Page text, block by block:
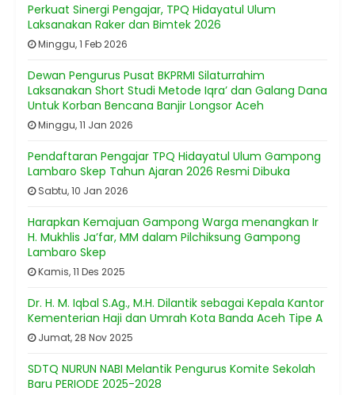
Perkuat Sinergi Pengajar, TPQ Hidayatul Ulum
Laksanakan Raker dan Bimtek 2026
Minggu, 1 Feb 2026
Dewan Pengurus Pusat BKPRMI Silaturrahim
Laksanakan Short Studi Metode Iqra’ dan Galang Dana
Untuk Korban Bencana Banjir Longsor Aceh
Minggu, 11 Jan 2026
Pendaftaran Pengajar TPQ Hidayatul Ulum Gampong
Lambaro Skep Tahun Ajaran 2026 Resmi Dibuka
Sabtu, 10 Jan 2026
Harapkan Kemajuan Gampong Warga menangkan Ir
H. Mukhlis Ja’far, MM dalam Pilchiksung Gampong
Lambaro Skep
Kamis, 11 Des 2025
Dr. H. M. Iqbal S.Ag., M.H. Dilantik sebagai Kepala Kantor
Kementerian Haji dan Umrah Kota Banda Aceh Tipe A
Jumat, 28 Nov 2025
SDTQ NURUN NABI Melantik Pengurus Komite Sekolah
Baru PERIODE 2025-2028